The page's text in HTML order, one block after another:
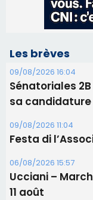
Les brèves
09/08/2026 16:04
Sénatoriales
sa candidature
09/08/2026 11:04
Festa di
06/08/2026 15:57
Ucciani –
11 août